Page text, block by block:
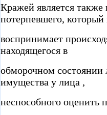
Кражей является
потерпевшего, который
воспринимает
находящегося в
обморочном состоянии
имущества у лица ,
неспособного оценить